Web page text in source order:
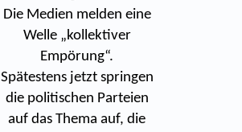
Die Medien melden eine
Welle „kollektiver
Empörung“.
Spätestens jetzt springen
die politischen Parteien
auf das Thema auf, die